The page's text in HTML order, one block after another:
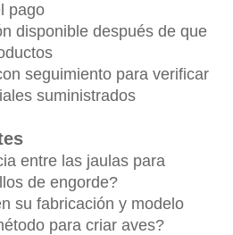
pago
disponible después de que
seguimiento para verificar
suministrados
entre las jaulas para
de engorde?
su fabricación y modelo
para criar aves?